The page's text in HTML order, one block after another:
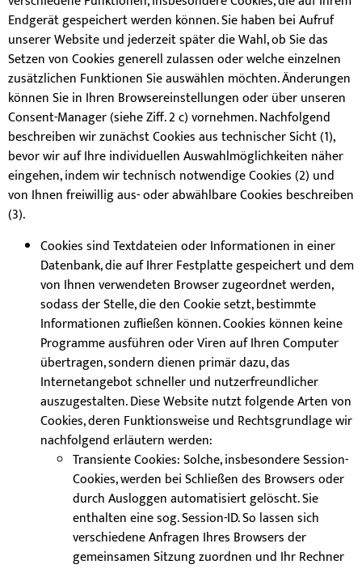
Endgerät gespeichert werden können. Sie haben bei Aufruf
unserer Website und jederzeit später die Wahl, ob Sie das
Setzen von Cookies generell zulassen oder welche einzelnen
zusätzlichen Funktionen Sie auswählen möchten. Änderungen
können Sie in Ihren Browsereinstellungen oder über unseren
Consent-Manager (siehe Ziff. 2 c) vornehmen. Nachfolgend
beschreiben wir zunächst Cookies aus technischer Sicht (1),
bevor wir auf Ihre individuellen Auswahlmöglichkeiten näher
eingehen, indem wir technisch notwendige Cookies (2) und
von Ihnen freiwillig aus- oder abwählbare Cookies beschreiben
(3).
Cookies sind Textdateien oder Informationen in einer
Datenbank, die auf Ihrer Festplatte gespeichert und dem
von Ihnen verwendeten Browser zugeordnet werden,
sodass der Stelle, die den Cookie setzt, bestimmte
Informationen zufließen können. Cookies können keine
Programme ausführen oder Viren auf Ihren Computer
übertragen, sondern dienen primär dazu, das
Internetangebot schneller und nutzerfreundlicher
auszugestalten. Diese Website nutzt folgende Arten von
Cookies, deren Funktionsweise und Rechtsgrundlage wir
nachfolgend erläutern werden:
Transiente Cookies: Solche, insbesondere Session-
Cookies, werden bei Schließen des Browsers oder
durch Ausloggen automatisiert gelöscht. Sie
enthalten eine sog. Session-ID. So lassen sich
verschiedene Anfragen Ihres Browsers der
gemeinsamen Sitzung zuordnen und Ihr Rechner